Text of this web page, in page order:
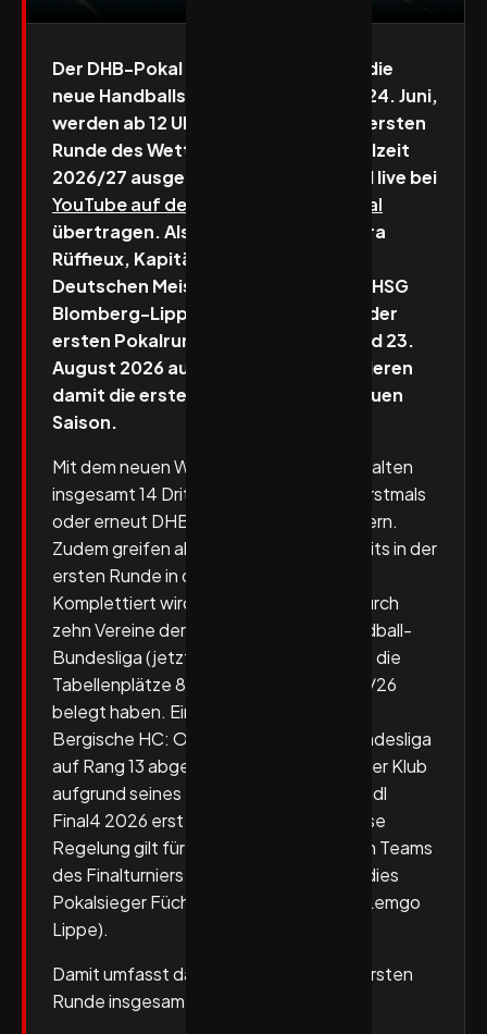
Der DHB-Pokal eröffnet traditionell die
neue Handballsaison: Am Dienstag, 24. Juni,
werden ab 12 Uhr die Paarungen der ersten
Runde des Wettbewerbs für die Spielzeit
2026/27 ausgelost. Die Ziehung wird live bei
YouTube auf dem Dyn-Handball-Kanal
übertragen. Als Losfee fungiert Laura
Rüffieux, Kapitänin des amtierenden
Deutschen Meisters der Frauen, der HSG
Blomberg-Lippe. Die Begegnungen der
ersten Pokalrunde werden am 21. und 23.
August 2026 ausgetragen und markieren
damit die ersten Pflichtspiele der neuen
Saison.
Mit dem neuen Wettbewerbsmodus erhalten
insgesamt 14 Drittligisten die Chance, erstmals
oder erneut DHB-Pokalluft zu schnuppern.
Zudem greifen alle 18 Zweitligisten bereits in der
ersten Runde in das Geschehen ein.
Komplettiert wird das Teilnehmerfeld durch
zehn Vereine der zukünftigen Opel Handball-
Bundesliga (jetzt noch DAIKIN HBL), die die
Tabellenplätze 8 bis 18 der Saison 2025/26
belegt haben. Eine Ausnahme bildet der
Bergische HC: Obwohl der BHC die Bundesliga
auf Rang 13 abgeschlossen hat, steigt der Klub
aufgrund seines zweiten Platzes beim Lidl
Final4 2026 erst im Achtelfinale ein. Diese
Regelung gilt für die drei bestplatzierten Teams
des Finalturniers (neben dem BHC sind dies
Pokalsieger Füchse Berlin und der TBV Lemgo
Lippe).
Damit umfasst das Teilnehmerfeld der ersten
Runde insgesamt 42 Mannschaften.